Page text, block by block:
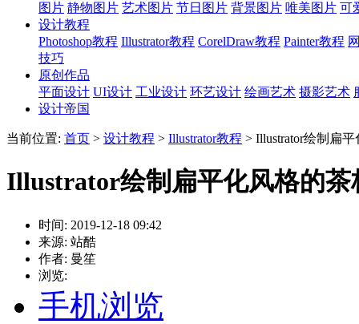
图片 静物图片 艺术图片 节日图片 背景图片 唯美图片 可
设计教程
Photoshop教程 Illustrator教程 CorelDraw教程 Painter教程
技巧
原创作品
平面设计 UI设计 工业设计 环艺设计 绘画艺术 摄影艺术
设计帝国
当前位置: 首页 > 设计教程 > Illustrator教程 > Illustrator绘制扁
Illustrator绘制扁平化风格的茶
时间: 2019-12-18 09:42
来源: 站酷
作者: 曼笙
浏览:
手机浏览